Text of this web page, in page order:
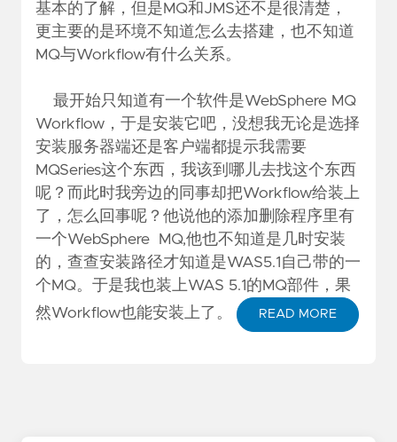
基本的了解，但是MQ和JMS还不是很清楚，
更主要的是环境不知道怎么去搭建，也不知道
MQ与Workflow有什么关系。
最开始只知道有一个软件是WebSphere MQ
Workflow，于是安装它吧，没想我无论是选择
安装服务器端还是客户端都提示我需要
MQSeries这个东西，我该到哪儿去找这个东西
呢？而此时我旁边的同事却把Workflow给装上
了，怎么回事呢？他说他的添加删除程序里有
一个WebSphere MQ,他也不知道是几时安装
的，查查安装路径才知道是WAS5.1自己带的一
个MQ。于是我也装上WAS 5.1的MQ部件，果
然Workflow也能安装上了。
READ MORE